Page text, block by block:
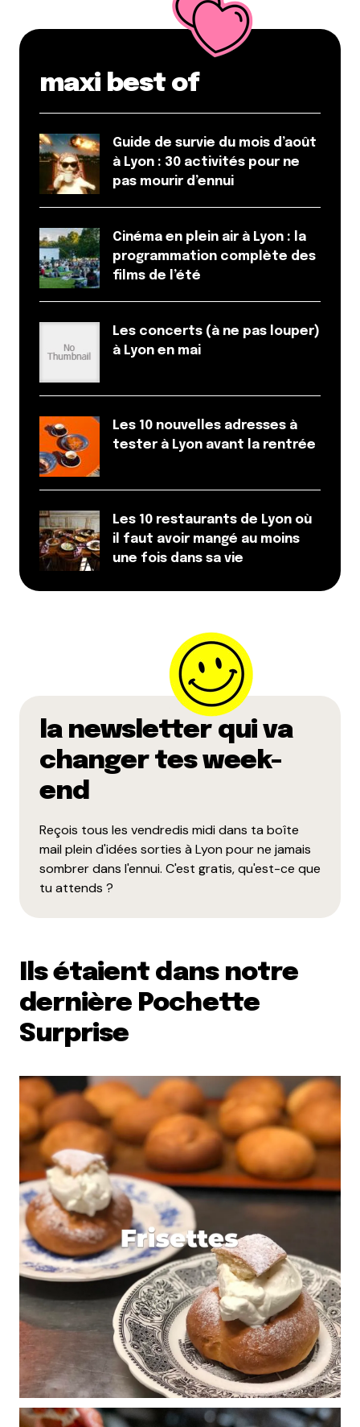
maxi best of
Guide de survie du mois d’août
à Lyon : 30 activités pour ne
pas mourir d’ennui
Cinéma en plein air à Lyon : la
programmation complète des
films de l’été
Les concerts (à ne pas louper)
à Lyon en mai
Les 10 nouvelles adresses à
tester à Lyon avant la rentrée
Les 10 restaurants de Lyon où
il faut avoir mangé au moins
une fois dans sa vie
la newsletter qui va
changer tes week-
end
Reçois tous les vendredis midi dans ta boîte
mail plein d'idées sorties à Lyon pour ne jamais
sombrer dans l'ennui. C'est gratis, qu'est-ce que
tu attends ?
Ils étaient dans notre
dernière Pochette
Surprise